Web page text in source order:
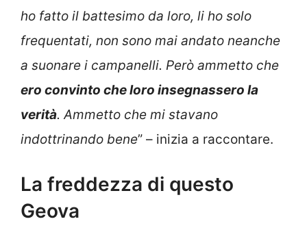
ho fatto il battesimo da loro, li ho solo
frequentati, non sono mai andato neanche
a suonare i campanelli. Però ammetto che
ero convinto che loro insegnassero la
verità. Ammetto che mi stavano
indottrinando bene” – inizia a raccontare.
La freddezza di questo
Geova